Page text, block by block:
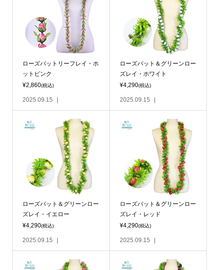
ローズバットリーフレイ・ホ
ットピンク
¥2,860(税込)
2025.09.15
ローズバット＆グリーンロー
ズレイ・ホワイト
¥4,290(税込)
2025.09.15
ローズバット＆グリーンロー
ズレイ・イエロー
¥4,290(税込)
2025.09.15
ローズバット＆グリーンロー
ズレイ・レッド
¥4,290(税込)
2025.09.15